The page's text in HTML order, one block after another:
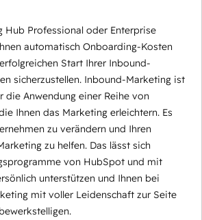
Hub Professional oder Enterprise
automatisch Onboarding-Kosten
Start Ihrer Inbound-
sicherzustellen. Inbound-Marketing ist
die Anwendung einer Reihe von
Ihnen das Marketing erleichtern. Es
zu verändern und Ihren
zu helfen. Das lässt sich
von HubSpot und mit
unterstützen und Ihnen bei
mit voller Leidenschaft zur Seite